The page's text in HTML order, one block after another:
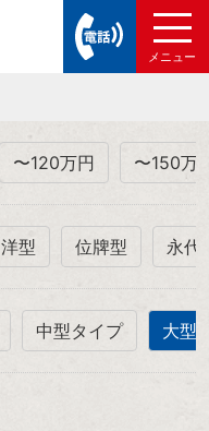
〜120万円 〜150万
洋型 位牌型 永代
中型タイプ 大型